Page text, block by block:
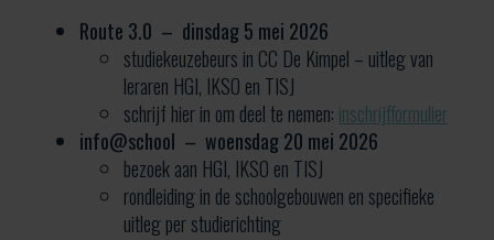
Route 3.0 – dinsdag 5 mei 2026
studiekeuzebeurs in CC De Kimpel – uitleg van
leraren HGI, IKSO en TISJ
schrijf hier in om deel te nemen: inschrijfformulier
info@school – woensdag 20 mei 2026
bezoek aan HGI, IKSO en TISJ
rondleiding in de schoolgebouwen en specifieke
uitleg per studierichting